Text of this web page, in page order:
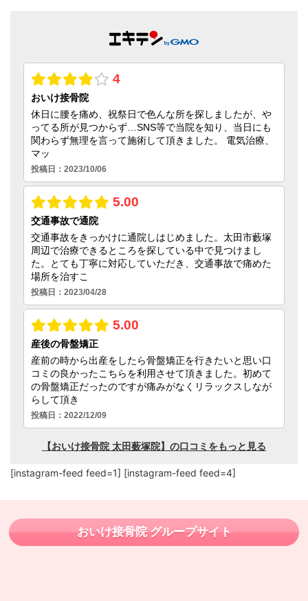
[instagram-feed feed=1] [instagram-feed feed=4]
おいけ接骨院 グループサイト